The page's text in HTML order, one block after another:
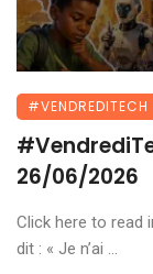
#VENDREDITECH
26/06/2026
Click here to read
dit : « Je n’ai ...